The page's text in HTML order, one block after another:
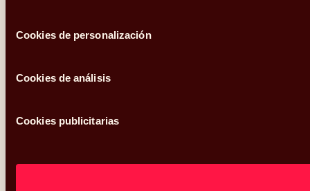
Cookies de personalización
Cookies de análisis
Cookies publicitarias